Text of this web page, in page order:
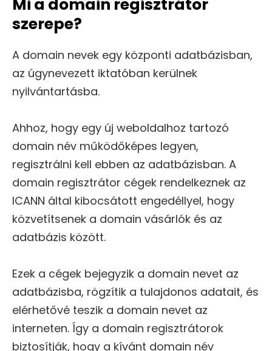
Mi a domain regisztrátor
szerepe?
A domain nevek egy központi adatbázisban,
az úgynevezett iktatóban kerülnek
nyilvántartásba.
Ahhoz, hogy egy új weboldalhoz tartozó
domain név működőképes legyen,
regisztrálni kell ebben az adatbázisban. A
domain regisztrátor cégek rendelkeznek az
ICANN által kibocsátott engedéllyel, hogy
közvetítsenek a domain vásárlók és az
adatbázis között.
Ezek a cégek bejegyzik a domain nevet az
adatbázisba, rögzítik a tulajdonos adatait, és
elérhetővé teszik a domain nevet az
interneten. Így a domain regisztrátorok
biztosítják, hogy a kívánt domain név